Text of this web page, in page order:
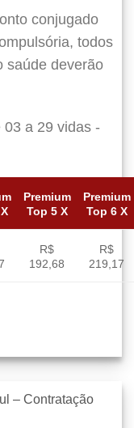
conjugado
todos
saúde deverão
03 a 29 vidas -
Premium
Top 5 X
Premium
Top 6 X
R$
192,68
R$
219,17
– Contratação